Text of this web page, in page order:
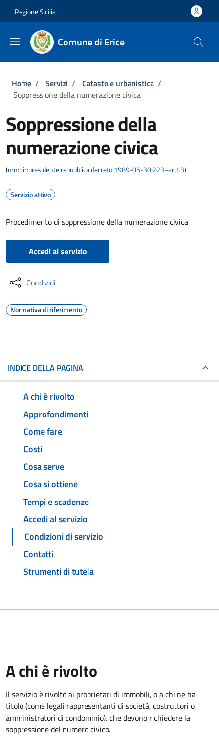
Regione Sicilia
Comune di Erice
Briciole di pane
Home / Servizi / Catasto e urbanistica /
Soppressione della numerazione civica
Soppressione della
numerazione civica
(urn:nir:presidente.repubblica:decreto:1989-05-30;223~art43)
Servizio attivo
Procedimento di soppressione della numerazione civica
Accedi al servizio
Condividi
Normativa di riferimento
INDICE DELLA PAGINA
A chi è rivolto
Approfondimenti
Come fare
Costi
Cosa serve
Cosa si ottiene
Tempi e scadenze
Accedi al servizio
Condizioni di servizio
Contatti
Strumenti di tutela
A chi è rivolto
Il servizio è rivolto ai proprietari di immobili, o a chi ne ha
titolo (come legali rappresentanti di società, costruttori o
amministratori di condominio), che devono richiedere la
soppressione del numero civico.